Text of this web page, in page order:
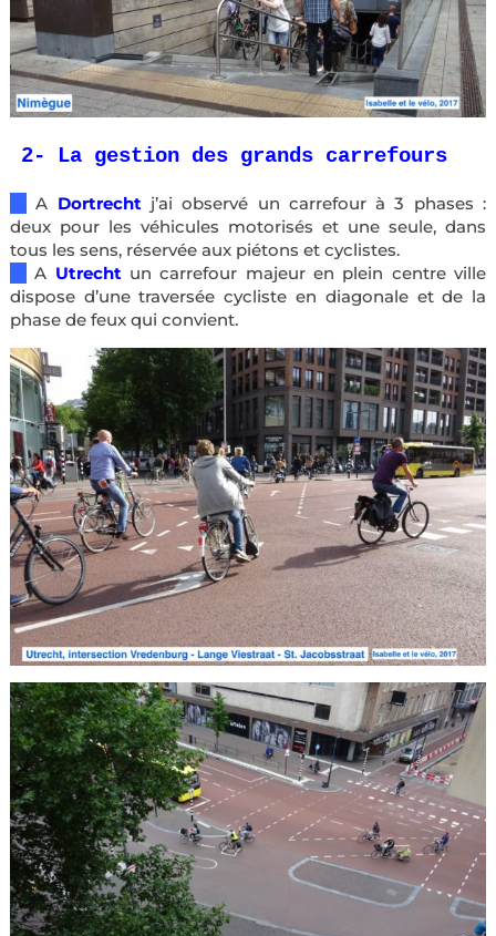
2- La gestion des grands carrefours
A Dortrechtj’ai observé un carrefour à 3 phases :
deux pour les véhicules motorisés et une seule, dans
tous les sens, réservée aux piétons et cyclistes.
A Utrechtun carrefour majeur en plein centre ville
dispose d’une traversée cycliste en diagonale et de la
phase de feux qui convient.